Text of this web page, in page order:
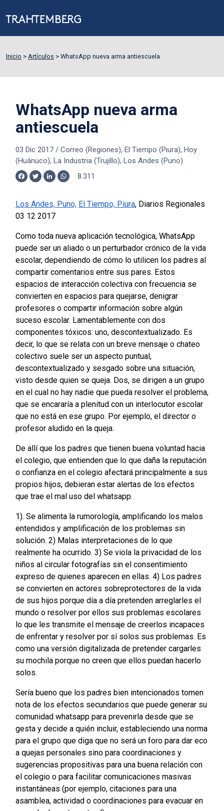
Inicio > Artículos > WhatsApp nueva arma antiescuela
WhatsApp nueva arma
antiescuela
03 Dic 2017/ Correo (Regiones), El Tiempo (Piura), Hoy
(Huánuco), La Industria (Trujillo), Los Andes (Puno)
Facebook
TwitterLinkedInWhatsApp
8.311
Los Andes, Puno, El Tiempo, Piura, Diarios Regionales
03 12 2017
Como toda nueva aplicación tecnológica, WhatsApp
puede ser un aliado o un perturbador crónico de la vida
escolar, dependiendo de cómo lo utilicen los padres al
compartir comentarios entre sus pares. Estos
espacios de interacción colectiva con frecuencia se
convierten en espacios para quejarse, denigrar
profesores o compartir información sobre algún
suceso escolar. Lamentablemente con dos
componentes tóxicos: uno, descontextualizado. Es
decir, lo que se relata con un breve mensaje o chateo
colectivo suele ser un aspecto puntual,
descontextualizado y sesgado sobre una situación,
visto desde quien se queja. Dos, se dirigen a un grupo
en el cual no hay nadie que pueda resolver el problema,
que se encararía a plenitud con un interlocutor escolar
que no está en ese grupo. Por ejemplo, el director o
profesor aludido en la queja.
De allí que los padres que tienen buena voluntad hacia
el colegio, que entienden que lo que daña la reputación
o confianza en el colegio afectará principalmente a sus
propios hijos, debieran estar alertas de los efectos
que trae el mal uso del whatsapp.
1). Se alimenta la rumorología, amplificando los malos
entendidos y amplificación de los problemas sin
solución. 2) Malas interpretaciones de lo que
realmente ha ocurrido. 3) Se viola la privacidad de los
niños al circular fotografías sin el consentimiento
expreso de quienes aparecen en ellas. 4) Los padres
se convierten en actores sobreprotectores de la vida
de sus hijos porque día a día pretenden arreglarles el
mundo o resolver por ellos sus problemas escolares
lo que les transmite el mensaje de creerlos incapaces
de enfrentar y resolver por sí solos sus problemas. Es
como una versión digitalizada de pretender cargarles
su mochila porque no creen que ellos puedan hacerlo
solos.
Sería bueno que los padres bien intencionados tomen
nota de los efectos secundarios que puede generar su
comunidad whatsapp para prevenirla desde que se
gesta y decide a quién incluir, estableciendo una norma
para el grupo que diga que no será un foro para dar eco
a quejas personales sino para coordinaciones y
sugerencias propositivas para una buena relación con
el colegio o para facilitar comunicaciones masivas
instantáneas (por ejemplo, citaciones para una
asamblea, actividad o coordinaciones para evacuar en